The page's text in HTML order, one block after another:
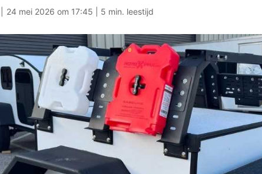
24 mei 2026 om 17:45 | 5 min. leestijd